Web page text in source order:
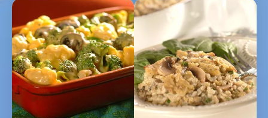
reseñas